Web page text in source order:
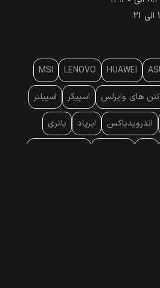
HUAWEI
LENOVO
MSI
های وایرلس اسپیکر اسپیلتر
اندرویدباکس ایرپاد باتری
شبکه